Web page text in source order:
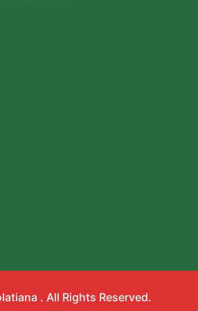
. All Rights Reserved.